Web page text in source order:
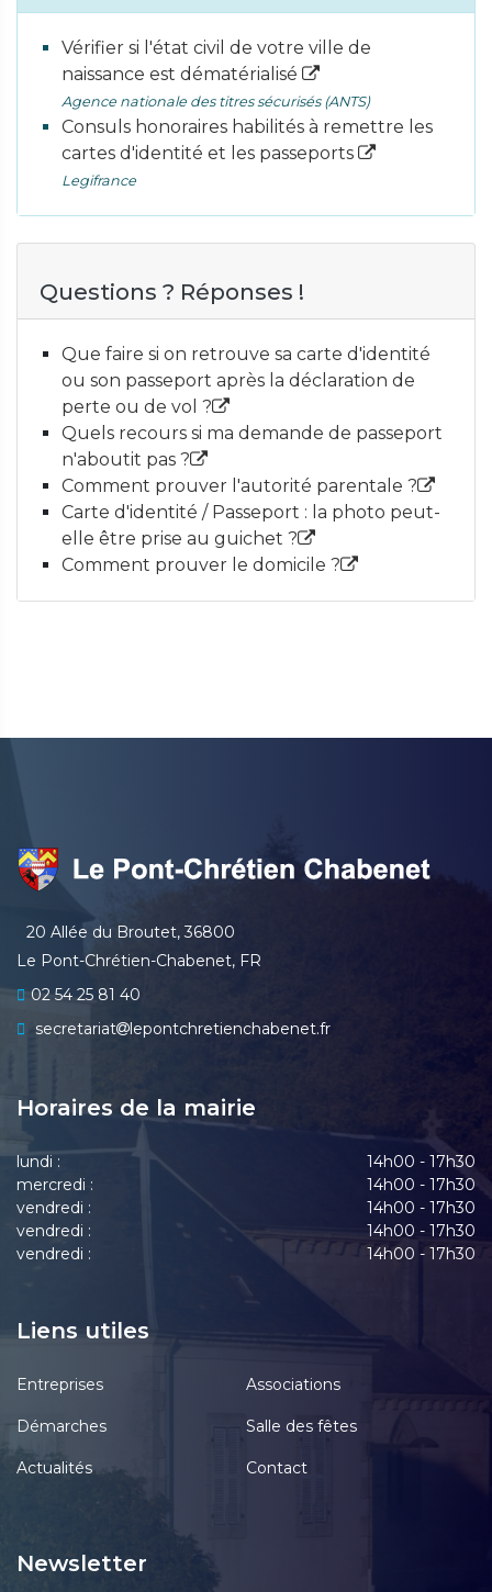
Vérifier si l'état civil de votre ville de
naissance est dématérialisé
Agence nationale des titres sécurisés (ANTS)
Consuls honoraires habilités à remettre les
cartes d'identité et les passeports
Legifrance
Questions ? Réponses !
Que faire si on retrouve sa carte d'identité
ou son passeport après la déclaration de
perte ou de vol ?
Quels recours si ma demande de passeport
n'aboutit pas ?
Comment prouver l'autorité parentale ?
Carte d'identité / Passeport : la photo peut-
elle être prise au guichet ?
Comment prouver le domicile ?
20 Allée du Broutet, 36800
Le Pont-Chrétien-Chabenet, FR
02 54 25 81 40
secretariat
lepontchretienchabenet.fr
Horaires de la mairie
lundi :
14h00 - 17h30
mercredi :
14h00 - 17h30
vendredi :
14h00 - 17h30
vendredi :
14h00 - 17h30
vendredi :
14h00 - 17h30
Liens utiles
Entreprises Associations
Démarches Salle des fêtes
Actualités Contact
Newsletter